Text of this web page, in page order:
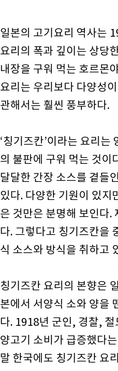
일본의 고기요리 역사는
요리의 폭과 깊이는 상당
내장을 구워 먹는 호르몬
요리는 우리보다 다양성
관해서는 훨씬 풍부하다.
‘칭기즈칸’이라는 요리
의 불판에 구워 먹는 것이
달달한 간장 소스를 곁들
있다. 다양한 기원이 있지
은 것만은 분명해 보인다.
다. 그렇다고 칭기즈칸을
식 소스와 방식을 취하고
칭기즈칸 요리의 본향은
본에서 서양식 소와 양을
다. 1918년 군인, 경찰,
양고기 소비가 급증했다
말 한국에도 칭기즈칸 요